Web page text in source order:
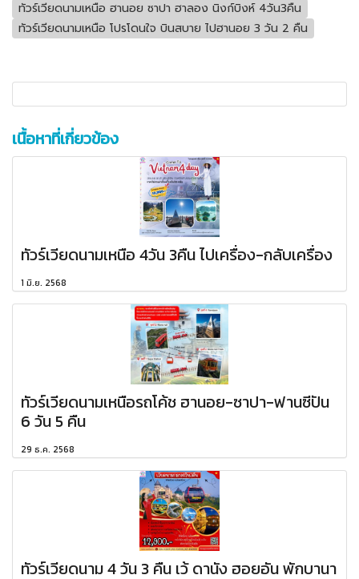
ทัวร์เวียดนามเหนือ ฮานอย ซาปา ฮาลอง นิงก์บิงห์ 4วัน3คืน
ทัวร์เวียดนามเหนือ โปรโดนใจ บินสบาย ไปฮานอย 3 วัน 2 คืน
เนื้อหาที่เกี่ยวข้อง
ทัวร์เวียดนามเหนือ 4วัน 3คืน ไปเครื่อง-กลับเครื่อง
1 มิ.ย. 2568
ทัวร์เวียดนามเหนือรถโค้ช ฮานอย-ซาปา-ฟานซีปัน
6 วัน 5 คืน
29 ธ.ค. 2568
ทัวร์เวียดนาม 4 วัน 3 คืน เว้ ดานัง ฮอยอัน พักบานา